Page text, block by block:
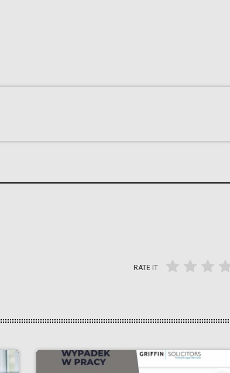
RATE IT